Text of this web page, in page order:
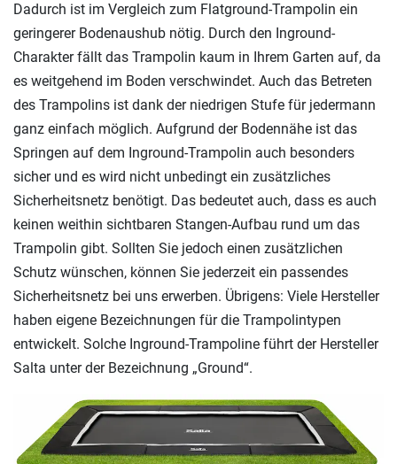
Dadurch ist im Vergleich zum Flatground-Trampolin ein
geringerer Bodenaushub nötig. Durch den Inground-
Charakter fällt das Trampolin kaum in Ihrem Garten auf, da
es weitgehend im Boden verschwindet. Auch das Betreten
des Trampolins ist dank der niedrigen Stufe für jedermann
ganz einfach möglich. Aufgrund der Bodennähe ist das
Springen auf dem Inground-Trampolin auch besonders
sicher und es wird nicht unbedingt ein zusätzliches
Sicherheitsnetz benötigt. Das bedeutet auch, dass es auch
keinen weithin sichtbaren Stangen-Aufbau rund um das
Trampolin gibt. Sollten Sie jedoch einen zusätzlichen
Schutz wünschen, können Sie jederzeit ein passendes
Sicherheitsnetz bei uns erwerben. Übrigens: Viele Hersteller
haben eigene Bezeichnungen für die Trampolintypen
entwickelt. Solche Inground-Trampoline führt der Hersteller
Salta unter der Bezeichnung „Ground“.